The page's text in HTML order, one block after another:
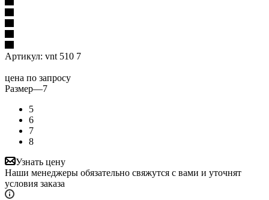
Артикул: vnt 510 7
цена по запросу
Размер—7
5
6
7
8
Узнать цену
Наши менеджеры обязательно свяжутся с вами и уточнят
условия заказа